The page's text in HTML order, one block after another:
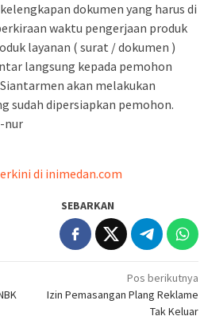
dokumen yang harus di
waktu pengerjaan produk
layanan ( surat / dokumen )
langsung kepada pemohon
akan melakukan
sudah dipersiapkan pemohon.
nur
di inimedan.com
SEBARKAN
Pos berikutnya
Izin Pemasangan Plang Reklame
Tak Keluar